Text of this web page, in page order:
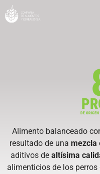
DE
Alimento balanceado
resultado de una mezcla
aditivos de altísima
alimenticios de los